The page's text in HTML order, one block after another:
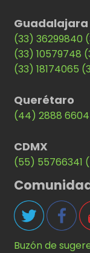
Guadalajara
(33) 36299840
(33) 10579748
(33) 18174065
Querétaro
(44) 2888 6604
CDMX
(55) 55766341
Buzón de